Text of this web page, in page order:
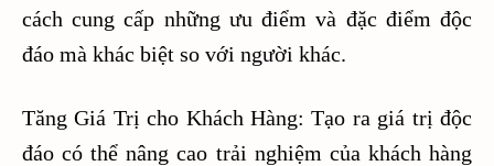
cách cung cấp những ưu điểm và đặc điểm độc
đáo mà khác biệt so với người khác.
Tăng Giá Trị cho Khách Hàng: Tạo ra giá trị độc
đáo có thể nâng cao trải nghiệm của khách hàng